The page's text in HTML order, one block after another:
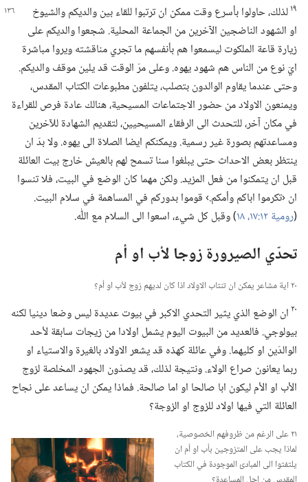
١٩لذلك،‏ حاولوا بأسرع وقت ممكن ان ترتبوا للقاء بين والديكم والشيوخ
او الشهود الناضجين الآخرين من الجماعة المحلية.‏ شجعوا والديكم على
زيارة قاعة الملكوت ليسمعوا هم بأنفسهم ما تجري مناقشته ويروا مباشرة
ايّ نوع من الناس هم شهود يهوه.‏ وعلى مرّ الوقت قد يلين موقف والديكم.‏
وحتى عندما يقاوم الوالدون بتصلب،‏ يتلفون مطبوعات الكتاب المقدس،‏
ويمنعون الاولاد من حضور الاجتماعات المسيحية،‏ هنالك عادة فرص للقراءة
في مكان آخر،‏ للتحدث الى الرفقاء المسيحيين،‏ لتقديم الشهادة للآخرين
ومساعدتهم بصورة غير رسمية.‏ ويمكنكم ايضا الصلاة الى يهوه.‏ ولا بدّ ان
ينتظر بعض الاحداث حتى يبلغوا سنا تسمح لهم بالعيش خارج بيت العائلة
قبل ان يتمكنوا من فعل المزيد.‏ ولكن مهما كان الوضع في البيت،‏ فلا تنسوا
ان ‹تكرموا اباكم وأمكم.‏› قوموا بدوركم في المساهمة في سلام البيت.‏
(‏رومية ١٢:‏​١٧،‏ ١٨ ‏)‏ وقبل كل شيء،‏ اسعوا الى السلام مع اللّٰه.‏
تحدّي الصيرورة زوجا لأب او أم
٢٠ اية مشاعر يمكن ان تنتاب الاولاد اذا كان لديهم زوج لأب او أم؟‏
٢٠ ان الوضع الذي يثير التحدي الاكبر في بيوت عديدة ليس وضعا دينيا لكنه
بيولوجي.‏ فالعديد من البيوت اليوم يشمل اولادا من زيجات سابقة لأحد
الوالدَين او كليهما.‏ وفي عائلة كهذه قد يشعر الاولاد بالغيرة والاستياء او
ربما يعانون صراع الولاء.‏ ونتيجة لذلك،‏ قد يصدّون الجهود المخلصة لزوج
الأب او الأم ليكون ابا صالحا او اما صالحة.‏ فماذا يمكن ان يساعد على نجاح
العائلة التي فيها اولاد للزوج او الزوجة؟‏
٢١ على الرغم من ظروفهم الخصوصية،‏
لماذا يجب على المتزوجين بأب او أم ان
يلتفتوا الى المبادئ الموجودة في الكتاب